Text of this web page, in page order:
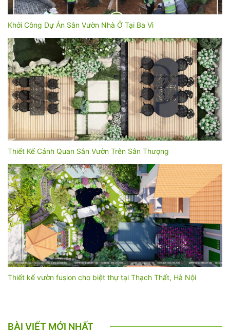
Khởi Công Dự Án Sân Vườn Nhà Ở Tại Ba Vì
Thiết Kế Cảnh Quan Sân Vườn Trên Sân Thượng
Thiết kế vườn fusion cho biệt thự tại Thạch Thất, Hà Nội
BÀI VIẾT MỚI NHẤT